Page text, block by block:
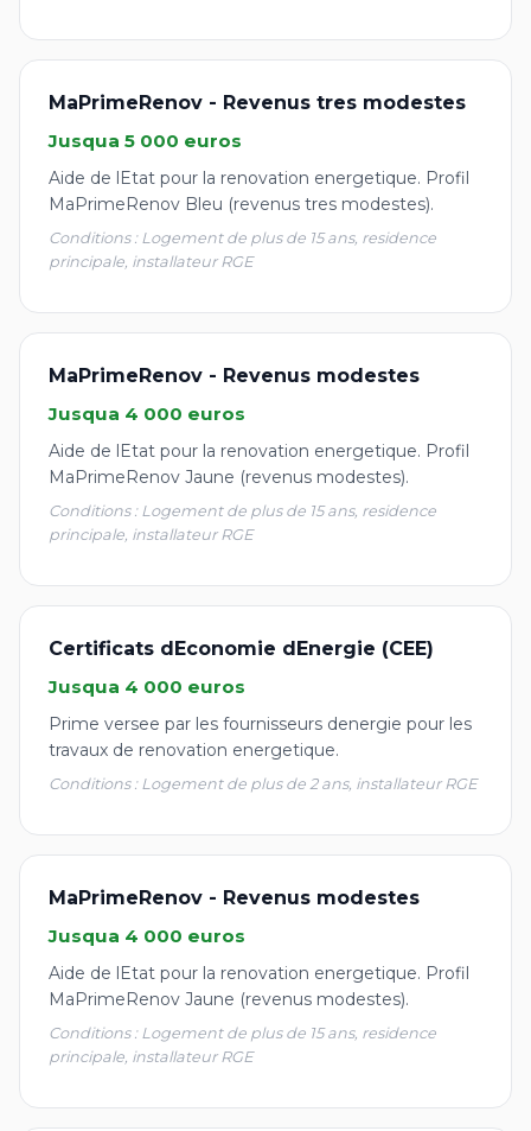
MaPrimeRenov - Revenus tres modestes
Jusqua 5 000 euros
Aide de lEtat pour la renovation energetique. Profil
MaPrimeRenov Bleu (revenus tres modestes).
Conditions : Logement de plus de 15 ans, residence
principale, installateur RGE
MaPrimeRenov - Revenus modestes
Jusqua 4 000 euros
Aide de lEtat pour la renovation energetique. Profil
MaPrimeRenov Jaune (revenus modestes).
Conditions : Logement de plus de 15 ans, residence
principale, installateur RGE
Certificats dEconomie dEnergie (CEE)
Jusqua 4 000 euros
Prime versee par les fournisseurs denergie pour les
travaux de renovation energetique.
Conditions : Logement de plus de 2 ans, installateur RGE
MaPrimeRenov - Revenus modestes
Jusqua 4 000 euros
Aide de lEtat pour la renovation energetique. Profil
MaPrimeRenov Jaune (revenus modestes).
Conditions : Logement de plus de 15 ans, residence
principale, installateur RGE